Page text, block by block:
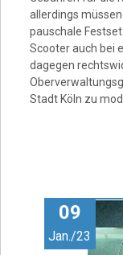
allerdings
pauschale
Scooter auch bei
dagegen
Stadt Köln zu
09
Jan./23